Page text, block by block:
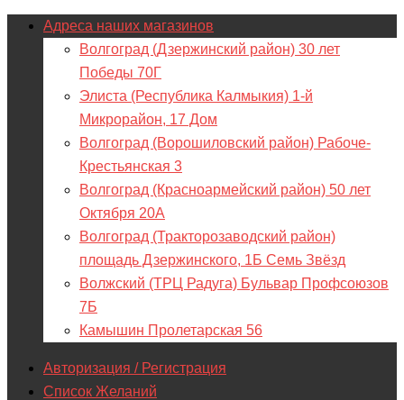
Адреса наших магазинов
Волгоград (Дзержинский район) 30 лет
Победы 70Г
Элиста (Республика Калмыкия) 1-й
Микрорайон, 17 Дом
Волгоград (Ворошиловский район) Рабоче-
Крестьянская 3
Волгоград (Красноармейский район) 50 лет
Октября 20А
Волгоград (Тракторозаводский район)
площадь Дзержинского, 1Б Семь Звёзд
Волжский (ТРЦ Радуга) Бульвар Профсоюзов
7Б
Камышин Пролетарская 56
Авторизация / Регистрация
Список Желаний